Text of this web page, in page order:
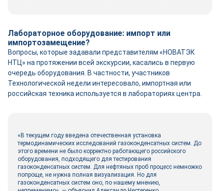
Лабораторное оборудование: импорт или
импортозамещение?
Вопросы, которые задавали представителям «НОВАТЭК
НТЦ» на протяжении всей экскурсии, касались в первую
очередь оборудования. В частности, участников
Технологической недели интересовало, импортная или
российская техника используется в лабораториях центра.
«В текущем году введена отечественная установка
термодинамических исследований газоконденсатных систем. До
этого времени не было корректно работающего российского
оборудования, подходящего для тестирования
газоконденсатных систем. Для нефтяных проб процесс немножко
попроще, не нужна полная визуализация. Но для
газоконденсатных систем оно, по нашему мнению,